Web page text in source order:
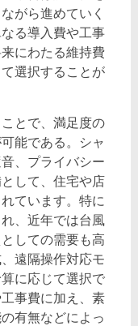
がら進めていく
る導入費や工事
にわたる維持費
選択することが
とで、満足度の
能である。シャ
、プライバシー
して、住宅や店
ています。特に
、近年では台風
しての需要も高
遠隔操作対応モ
に応じて選択で
事費に加え、素
有無などによっ